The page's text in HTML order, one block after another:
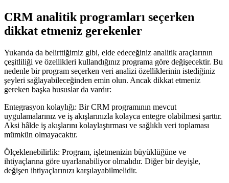
CRM analitik programları seçerken
dikkat etmeniz gerekenler
Yukarıda da belirttiğimiz gibi, elde edeceğiniz analitik araçlarının
çeşitliliği ve özellikleri kullandığınız programa göre değişecektir. Bu
nedenle bir program seçerken veri analizi özelliklerinin istediğiniz
şeyleri sağlayabileceğinden emin olun. Ancak dikkat etmeniz
gereken başka hususlar da vardır:
Entegrasyon kolaylığı: Bir CRM programının mevcut
uygulamalarınız ve iş akışlarınızla kolayca entegre olabilmesi şarttır.
Aksi hâlde iş akışlarını kolaylaştırması ve sağlıklı veri toplaması
mümkün olmayacaktır.
Ölçeklenebilirlik: Program, işletmenizin büyüklüğüne ve
ihtiyaçlarına göre uyarlanabiliyor olmalıdır. Diğer bir deyişle,
değişen ihtiyaçlarınızı karşılayabilmelidir.